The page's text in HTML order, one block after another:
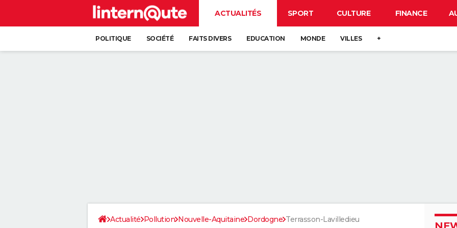
ACTUALITÉS SPORT CULTURE FINANCE
POLITIQUE SOCIÉTÉ FAITS DIVERS EDUCATION MONDE VILLES +
Actualité Pollution Nouvelle-Aquitaine Dordogne Terrasson-Lavilledieu